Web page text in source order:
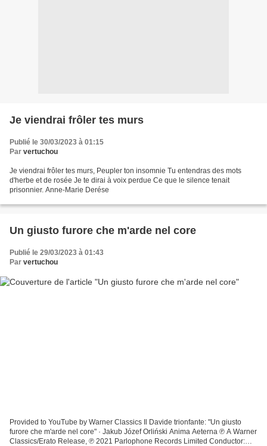
Je viendrai frôler tes murs
Publié le 30/03/2023 à 01:15
Par vertuchou
Je viendrai frôler tes murs, Peupler ton insomnie Tu entendras des mots
d'herbe et de rosée Je te dirai à voix perdue Ce que le silence tenait
prisonnier. Anne-Marie Derése
Un giusto furore che m'arde nel core
Publié le 29/03/2023 à 01:43
Par vertuchou
Provided to YouTube by Warner Classics Il Davide trionfante: "Un giusto
furore che m'arde nel core" · Jakub Józef Orliński Anima Aeterna ℗ A Warner
Classics/Erato Release, ℗ 2021 Parlophone Records Limited Conductor: